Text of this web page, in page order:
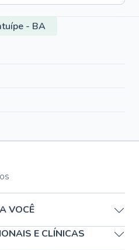
- BA
VOCÊ
E CLÍNICAS